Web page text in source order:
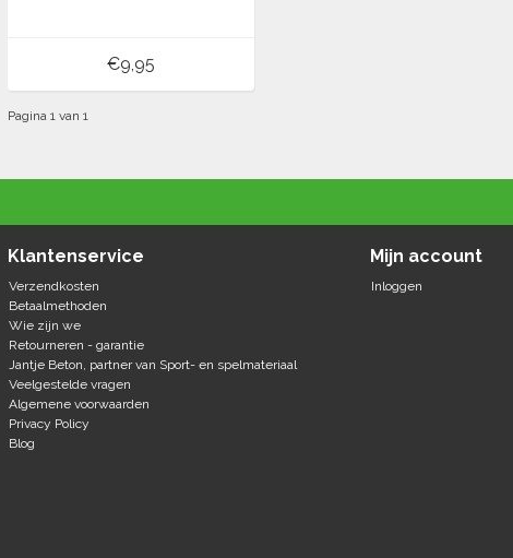
€9,95
Pagina 1 van 1
Klantenservice
Verzendkosten
Betaalmethoden
Wie zijn we
Retourneren - garantie
Jantje Beton, partner van Sport- en spelmateriaal
Veelgestelde vragen
Algemene voorwaarden
Privacy Policy
Blog
Mijn account
Inloggen